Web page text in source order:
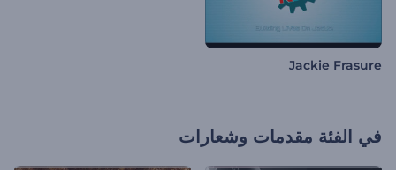
Jackie Frasure
في الفئة مقدمات وشعارات